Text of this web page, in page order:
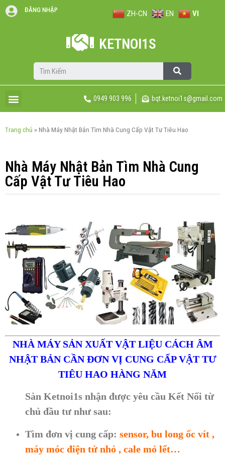
ĐĂNG NHẬP ZH-CN EN VI
KETNOI1S
0949 903 996 bqt.ketnoi1s@gmail.com
Trang chủ » Nhà Máy Nhật Bản Tìm Nhà Cung Cấp Vật Tư Tiêu Hao
Nhà Máy Nhật Bản Tìm Nhà Cung
Cấp Vật Tư Tiêu Hao
NHÀ MÁY SẢN XUẤT VẬT LIỆU CÁCH ÂM
NHẬT BẢN CẦN ĐƠN VỊ CUNG CẤP VẬT TƯ
TIÊU HAO HÀNG NĂM
Sàn Ketnoi1s nhận được yêu cầu Kết Nối từ
chủ đầu tư như sau:
Tìm đơn vị cung cấp: sensor, bu long ốc vít ,
máy móc điện tử nhỏ , cale mỏ lết…